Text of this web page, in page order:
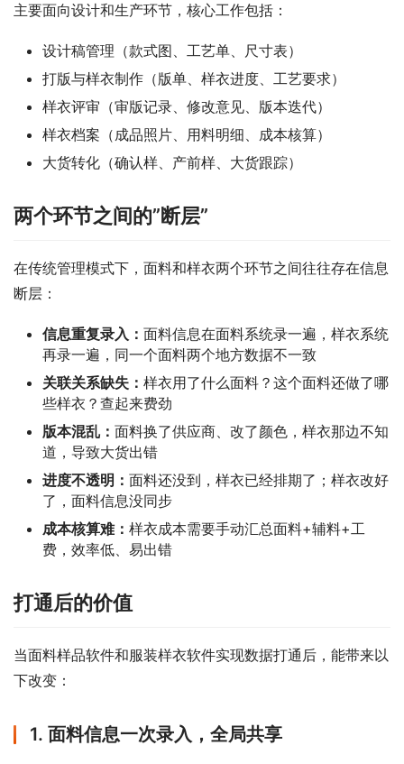
主要面向设计和生产环节，核心工作包括：
设计稿管理（款式图、工艺单、尺寸表）
打版与样衣制作（版单、样衣进度、工艺要求）
样衣评审（审版记录、修改意见、版本迭代）
样衣档案（成品照片、用料明细、成本核算）
大货转化（确认样、产前样、大货跟踪）
两个环节之间的”断层”
在传统管理模式下，面料和样衣两个环节之间往往存在信息
断层：
信息重复录入： 面料信息在面料系统录一遍，样衣系统
再录一遍，同一个面料两个地方数据不一致
关联关系缺失： 样衣用了什么面料？这个面料还做了哪
些样衣？查起来费劲
版本混乱： 面料换了供应商、改了颜色，样衣那边不知
道，导致大货出错
进度不透明： 面料还没到，样衣已经排期了；样衣改好
了，面料信息没同步
成本核算难： 样衣成本需要手动汇总面料+辅料+工
费，效率低、易出错
打通后的价值
当面料样品软件和服装样衣软件实现数据打通后，能带来以
下改变：
1. 面料信息一次录入，全局共享